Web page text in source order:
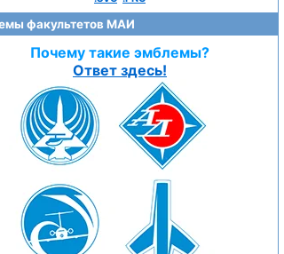
факультетов МАИ
Почему такие эмблемы?
Ответ здесь!